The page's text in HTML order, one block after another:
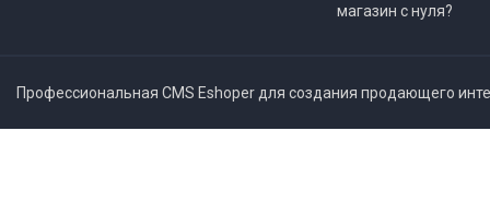
магазин с нуля?
Профессиональная CMS Eshoper для создания продающего